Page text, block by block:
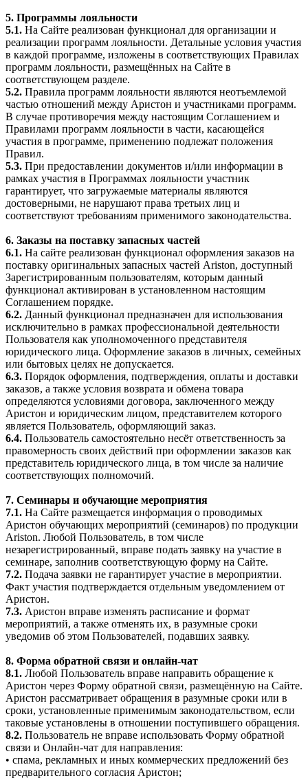
5. Программы лояльности
5.1. На Сайте реализован функционал для организации и
реализации программ лояльности. Детальные условия участия
в каждой программе, изложены в соответствующих Правилах
программ лояльности, размещённых на Сайте в
соответствующем разделе.
5.2. Правила программ лояльности являются неотъемлемой
частью отношений между Аристон и участниками программ.
В случае противоречия между настоящим Соглашением и
Правилами программ лояльности в части, касающейся
участия в программе, применению подлежат положения
Правил.
5.3. При предоставлении документов и/или информации в
рамках участия в Программах лояльности участник
гарантирует, что загружаемые материалы являются
достоверными, не нарушают права третьих лиц и
соответствуют требованиям применимого законодательства.
6. Заказы на поставку запасных частей
6.1. На сайте реализован функционал оформления заказов на
поставку оригинальных запасных частей Ariston, доступный
Зарегистрированным пользователям, которым данный
функционал активирован в установленном настоящим
Соглашением порядке.
6.2. Данный функционал предназначен для использования
исключительно в рамках профессиональной деятельности
Пользователя как уполномоченного представителя
юридического лица. Оформление заказов в личных, семейных
или бытовых целях не допускается.
6.3. Порядок оформления, подтверждения, оплаты и доставки
заказов, а также условия возврата и обмена товара
определяются условиями договора, заключенного между
Аристон и юридическим лицом, представителем которого
является Пользователь, оформляющий заказ.
6.4. Пользователь самостоятельно несёт ответственность за
правомерность своих действий при оформлении заказов как
представитель юридического лица, в том числе за наличие
соответствующих полномочий.
7. Семинары и обучающие мероприятия
7.1. На Сайте размещается информация о проводимых
Аристон обучающих мероприятий (семинаров) по продукции
Ariston. Любой Пользователь, в том числе
незарегистрированный, вправе подать заявку на участие в
семинаре, заполнив соответствующую форму на Сайте.
7.2. Подача заявки не гарантирует участие в мероприятии.
Факт участия подтверждается отдельным уведомлением от
Аристон.
7.3. Аристон вправе изменять расписание и формат
мероприятий, а также отменять их, в разумные сроки
уведомив об этом Пользователей, подавших заявку.
8. Форма обратной связи и онлайн-чат
8.1. Любой Пользователь вправе направить обращение к
Аристон через Форму обратной связи, размещённую на Сайте.
Аристон рассматривает обращения в разумные сроки или в
сроки, установленные применимым законодательством, если
таковые установлены в отношении поступившего обращения.
8.2. Пользователь не вправе использовать Форму обратной
связи и Онлайн-чат для направления:
• спама, рекламных и иных коммерческих предложений без
предварительного согласия Аристон;